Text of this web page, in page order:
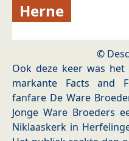
Herne
©
Ook deze keer was
markante Facts and
fanfare De Ware
Jonge Ware Broeders
Niklaaskerk in